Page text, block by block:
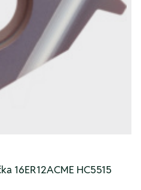
16ER12ACME HC5515